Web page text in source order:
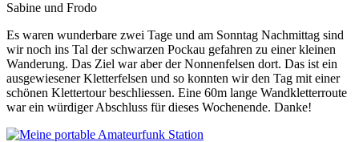
Sabine und Frodo
Es waren wunderbare zwei Tage und am Sonntag Nachmittag sind
wir noch ins Tal der schwarzen Pockau gefahren zu einer kleinen
Wanderung. Das Ziel war aber der Nonnenfelsen dort. Das ist ein
ausgewiesener Kletterfelsen und so konnten wir den Tag mit einer
schönen Klettertour beschliessen. Eine 60m lange Wandkletterroute
war ein würdiger Abschluss für dieses Wochenende. Danke!